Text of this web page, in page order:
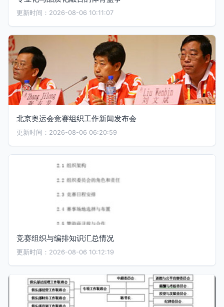
更新时间：2026-08-06 10:11:07
北京奥运会竞赛组织工作新闻发布会
更新时间：2026-08-06 06:20:59
竞赛组织与编排知识汇总情况
更新时间：2026-08-06 10:12:19